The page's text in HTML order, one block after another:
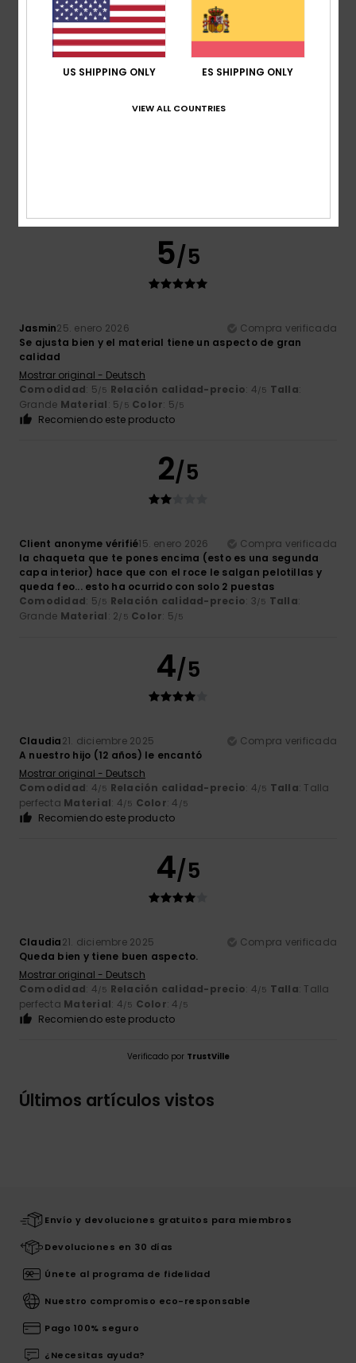
Relación calidad-precio
Demasiado pequeño
Demasiado grande
5/5
Jasmin25. enero 2026
Compra verificada
Se ajusta bien y el material tiene un aspecto de gran
calidad
Mostrar original - Deutsch
Comodidad: 5/5 Relación calidad-precio: 4/5 Talla:
Grande Material: 5/5 Color: 5/5
Recomiendo este producto
2/5
Client anonyme vérifié15. enero 2026
Compra verificada
la chaqueta que te pones encima (esto es una segunda
capa interior) hace que con el roce le salgan pelotillas y
queda feo... esto ha ocurrido con solo 2 puestas
Comodidad: 5/5 Relación calidad-precio: 3/5 Talla:
Grande Material: 2/5 Color: 5/5
4/5
Claudia21. diciembre 2025
Compra verificada
A nuestro hijo (12 años) le encantó
Mostrar original - Deutsch
Comodidad: 4/5 Relación calidad-precio: 4/5 Talla: Talla
perfecta Material: 4/5 Color: 4 /5
Recomiendo este producto
4/5
Claudia21. diciembre 2025
Compra verificada
Queda bien y tiene buen aspecto.
Mostrar original - Deutsch
Comodidad: 4/5 Relación calidad-precio: 4/5 Talla: Talla
perfecta Material: 4/5 Color: 4 /5
Recomiendo este producto
Verificado por TrustVille
Últimos artículos vistos
Envío y devoluciones gratuitos para miembros
Devoluciones en 30 días
Únete al programa de fidelidad
Nuestro compromiso eco-responsable
Pago 100% seguro
¿Necesitas ayuda?
US SHIPPING ONLY ES SHIPPING ONLY
VIEW ALL COUNTRIES